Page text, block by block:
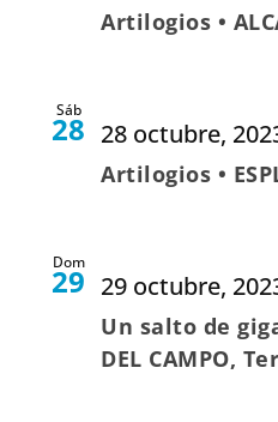
Artilogios •
Sáb
28 28 octubre,
Artilogios •
Dom
29 29 octubre,
Un salto de
DEL CAMPO,